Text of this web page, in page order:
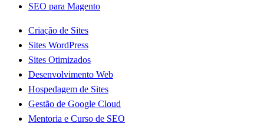
SEO para Magento
Criação de Sites
Sites WordPress
Sites Otimizados
Desenvolvimento Web
Hospedagem de Sites
Gestão de Google Cloud
Mentoria e Curso de SEO